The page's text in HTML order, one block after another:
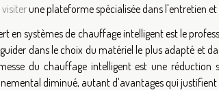
une plateforme spécialisée dans l'entretien
en systèmes de chauffage intelligent est le
dans le choix du matériel le plus adapté et
du chauffage intelligent est une
diminué, autant d'avantages qui justifient